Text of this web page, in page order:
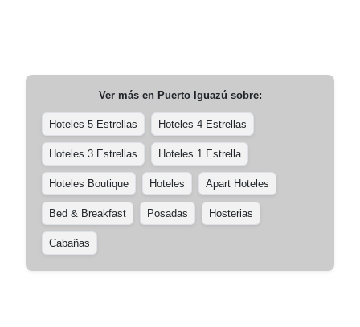
Ver más en Puerto Iguazú sobre:
Hoteles 5 Estrellas Hoteles 4 Estrellas
Hoteles 3 Estrellas Hoteles 1 Estrella
Hoteles Boutique Hoteles Apart Hoteles
Bed & Breakfast Posadas Hosterias
Cabañas